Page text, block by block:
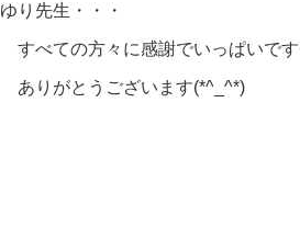
ゆり先生・・・
すべての方々に感謝でいっぱいで
ありがとうございます(*^_^*)